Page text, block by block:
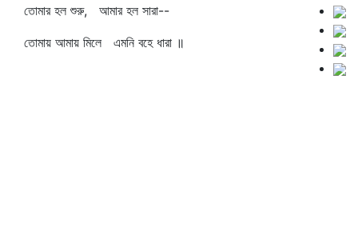
তোমার হল শুরু, আমার হল সারা--
তোমায় আমায় মিলে এমনি বহে ধারা ॥